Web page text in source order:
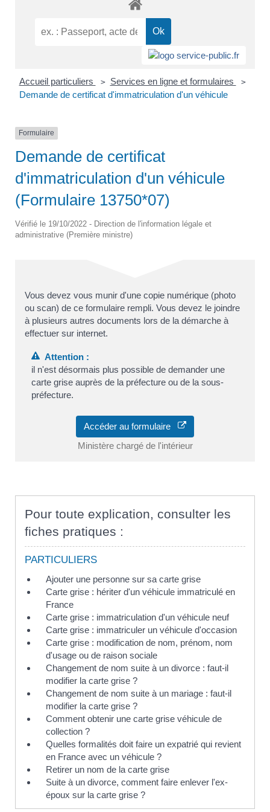
Accueil particuliers > Services en ligne et formulaires >
Demande de certificat d'immatriculation d'un véhicule
Formulaire
Demande de certificat
d'immatriculation d'un véhicule
(Formulaire 13750*07)
Vérifié le 19/10/2022 - Direction de l'information légale et
administrative (Première ministre)
Vous devez vous munir d'une copie numérique (photo
ou scan) de ce formulaire rempli. Vous devez le joindre
à plusieurs autres documents lors de la démarche à
effectuer sur internet.
Attention :
il n'est désormais plus possible de demander une
carte grise auprès de la préfecture ou de la sous-
préfecture.
Accéder au formulaire
Ministère chargé de l'intérieur
Pour toute explication, consulter les
fiches pratiques :
PARTICULIERS
Ajouter une personne sur sa carte grise
Carte grise : hériter d'un véhicule immatriculé en
France
Carte grise : immatriculation d'un véhicule neuf
Carte grise : immatriculer un véhicule d'occasion
Carte grise : modification de nom, prénom, nom
d'usage ou de raison sociale
Changement de nom suite à un divorce : faut-il
modifier la carte grise ?
Changement de nom suite à un mariage : faut-il
modifier la carte grise ?
Comment obtenir une carte grise véhicule de
collection ?
Quelles formalités doit faire un expatrié qui revient
en France avec un véhicule ?
Retirer un nom de la carte grise
Suite à un divorce, comment faire enlever l'ex-
époux sur la carte grise ?